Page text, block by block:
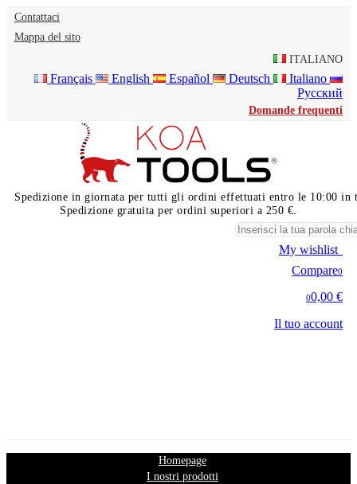
Contattaci
Mappa del sito
ITALIANO
Français English Español Deutsch
Italiano
Русский
Domande frequenti
Spedizione in giornata per tutti gli ordini effettuati entro le 10:00 in
Spedizione gratuita per ordini superiori a 250 €.
My wishlist
Compare0
00,00 €
Il tuo account
Homepage
I nostri prodotti